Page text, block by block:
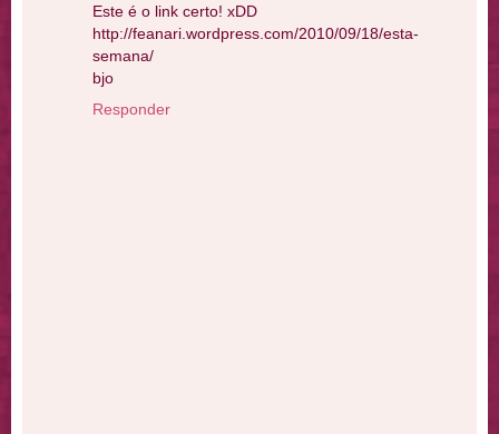
Este é o link certo! xDD
http://feanari.wordpress.com/2010/09/18/esta-
semana/
bjo
Responder